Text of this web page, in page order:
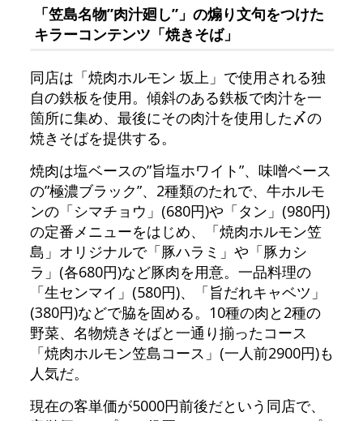
「笠島名物”肉汁廻し”」の煽り文句をつけた
キラーコンテンツ「焼きそば」
同店は「焼肉ホルモン 坂上」で使用される独
自の鉄板を使用。傾斜のある鉄板で肉汁を一
箇所に集め、最後にその肉汁を使用した〆の
焼きそばを提供する。
焼肉は塩ベースの”旨塩ホワイト”、味噌ベース
の”極濃ブラック”、2種類のたれで、牛ホルモ
ンの「シマチョウ」(680円)や「タン」(980円)
の定番メニューをはじめ、「焼肉ホルモン笠
島」オリジナルで「豚ハラミ」や「豚カシ
ラ」(各680円)など豚肉を用意。一品料理の
「生センマイ」(580円)、「旨だれキャベツ」
(380円)などで脇を固める。10種の肉と2種の
野菜、名物焼きそばと一通り揃ったコース
「焼肉ホルモン笠島コース」(一人前2900円)も
人気だ。
現在の客単価が5000円前後だという同店で、